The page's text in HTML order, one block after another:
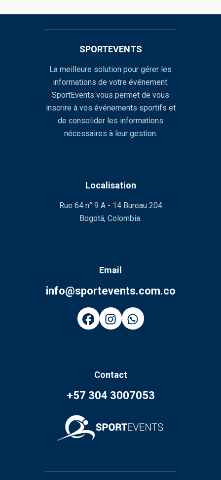
SPORTEVENTS
La meilleure solution pour gérer les
informations de votre événement.
SportEvents vous permet de vous
inscrire à vos événements sportifs et
de consolider les informations
nécessaires à leur gestion.
Localisation
Rue 64 n° 9 A - 14 Bureau 204
Bogotá, Colombia.
Email
info@sportevents.com.co
Contact
+57 304 3007053